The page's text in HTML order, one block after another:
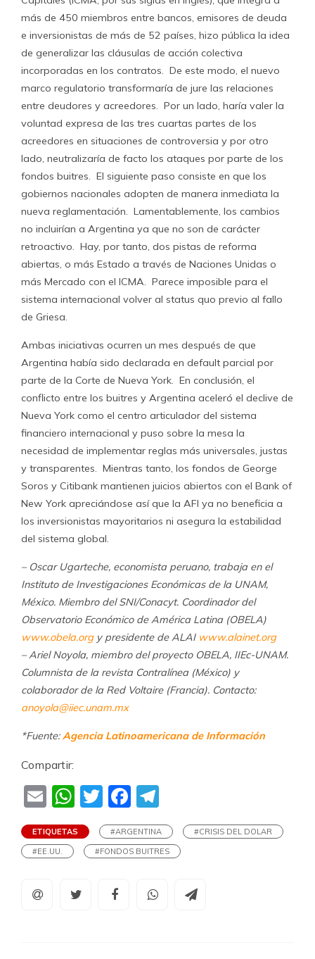
más de 450 miembros entre bancos, emisores de deuda
e inversionistas de más de 52 países, hizo pública la idea
de generalizar las cláusulas de acción colectiva
incorporadas en los contratos. De este modo, el nuevo
marco regulatorio transformaría de jure las relaciones
entre deudores y acreedores. Por un lado, haría valer la
voluntad expresa de las tres cuartas partes de los
acreedores en situaciones de controversia y por otro
lado, neutralizaría de facto los ataques por parte de los
fondos buitres. El siguiente paso consiste en que los
gobiernos nacionales adopten de manera inmediata la
nueva reglamentación. Lamentablemente, los cambios
no incluirían a Argentina ya que no son de carácter
retroactivo. Hay, por tanto, dos pistas de reforma
abiertas, o más Estado a través de Naciones Unidas o
más Mercado con el ICMA. Parece imposible para el
sistema internacional volver al status quo previo al fallo
de Griesa.
Ambas iniciativas ocurren un mes después de que
Argentina había sido declarada en default parcial por
parte de la Corte de Nueva York. En conclusión, el
conflicto entre los buitres y Argentina aceleró el declive de
Nueva York como el centro articulador del sistema
financiero internacional y puso sobre la mesa la
necesidad de implementar reglas más universales, justas
y transparentes. Mientras tanto, los fondos de George
Soros y Citibank mantienen juicios abiertos con el Bank of
New York apreciándose así que la AFI ya no beneficia a
los inversionistas mayoritarios ni asegura la estabilidad
del sistema global.
– Oscar Ugarteche, economista peruano, trabaja en el
Instituto de Investigaciones Económicas de la UNAM,
México. Miembro del SNI/Conacyt. Coordinador del
Observatorio Económico de América Latina (OBELA)
www.obela.orgy presidente de ALAI www.alainet.org
– Ariel Noyola, miembro del proyecto OBELA, IIEc-UNAM.
Columnista de la revista Contralínea (México) y
colaborador de la Red Voltaire (Francia). Contacto:
anoyola@iiec.unam.mx
*Fuente:Agencia Latinoamericana de Información
Compartir:
EmailWhatsApp
TwitterFacebook
ETIQUETAS #ARGENTINA
#CRISIS DEL DOLAR
#EE.UU.
#FONDOS BUITRES